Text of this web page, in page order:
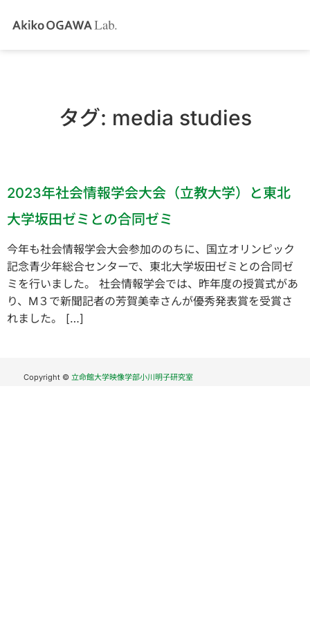
タグ: media studies
2023年社会情報学会大会（立教大学）と東北
大学坂田ゼミとの合同ゼミ
今年も社会情報学会大会参加ののちに、国立オリンピック
記念青少年総合センターで、東北大学坂田ゼミとの合同ゼ
ミを行いました。 社会情報学会では、昨年度の授賞式があ
り、M３で新聞記者の芳賀美幸さんが優秀発表賞を受賞さ
れました。 […]
Copyright © 立命館大学映像学部小川明子研究室